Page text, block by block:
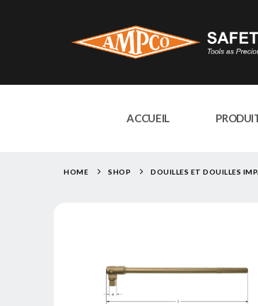
ACCUEIL
HOME SHOP DOUILLES ET DOUILLES